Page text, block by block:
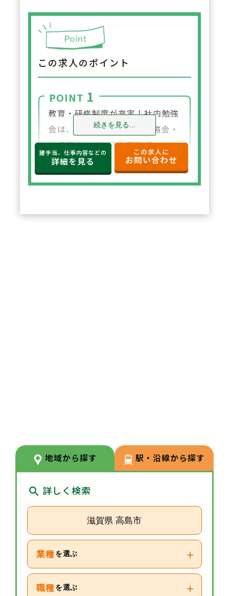
この求人のポイント
POINT 1
教育・研修制度が充実！社内勉強
会は、漢方研修やがんの勉強会・
店長研修など、日々薬剤師として
のスキルを向上できるように様々
な研修が実施されています。若認
です。
続きを見る...
諸手当、仕事内容などの
詳細を見る
この求人に
お問い合わせ
地域から探す 駅・沿線から探す
詳しく検索
滋賀県 高島市
業種 を選ぶ +
職種 を選ぶ +